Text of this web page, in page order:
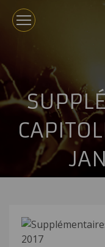
ÉVÉNEMENTS